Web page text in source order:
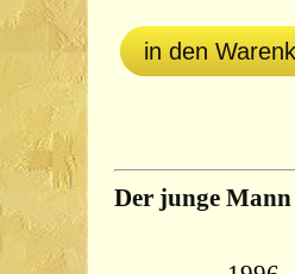
in den
Der junge